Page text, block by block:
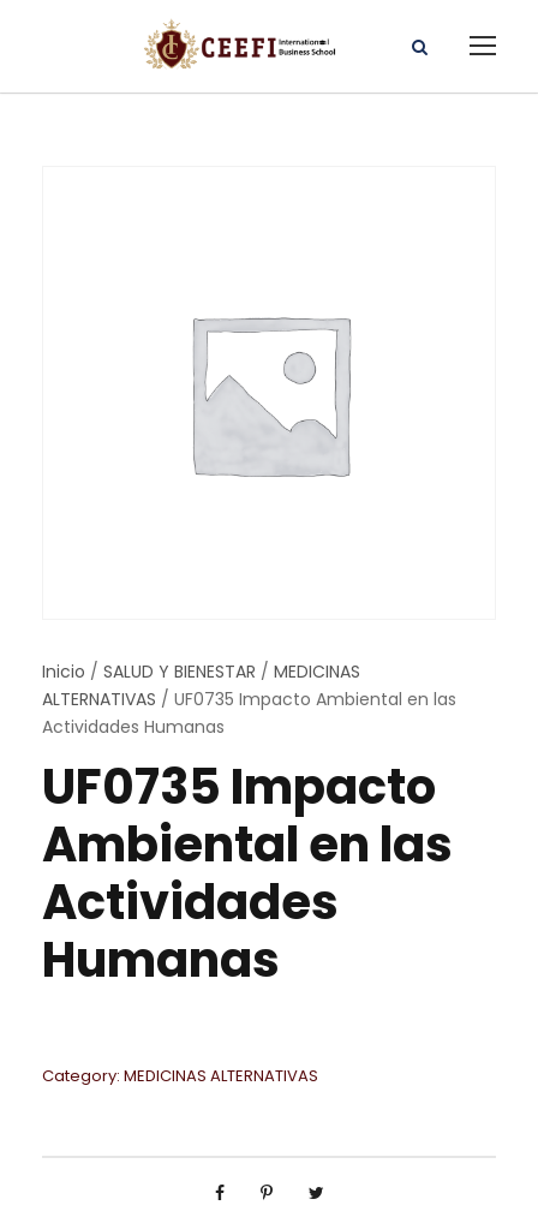
Inicio / SALUD Y BIENESTAR / MEDICINAS
ALTERNATIVAS / UF0735 Impacto Ambiental en las
Actividades Humanas
UF0735 Impacto
Ambiental en las
Actividades
Humanas
Category: MEDICINAS ALTERNATIVAS